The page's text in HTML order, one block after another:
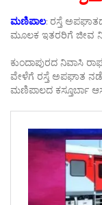
ಮಣಿಪಾಲ: ರಸ್ತೆ
ಮೂಲಕ ಇತರರಿಗೆ ಜೀವ
ಕುಂದಾಪುರದ ನಿವಾಸಿ
ವೇಳೆಗೆ ರಸ್ತೆ ಅಪಘಾತ
ಮಣಿಪಾಲದ ಕಸ್ತೂರ್ಬಾ